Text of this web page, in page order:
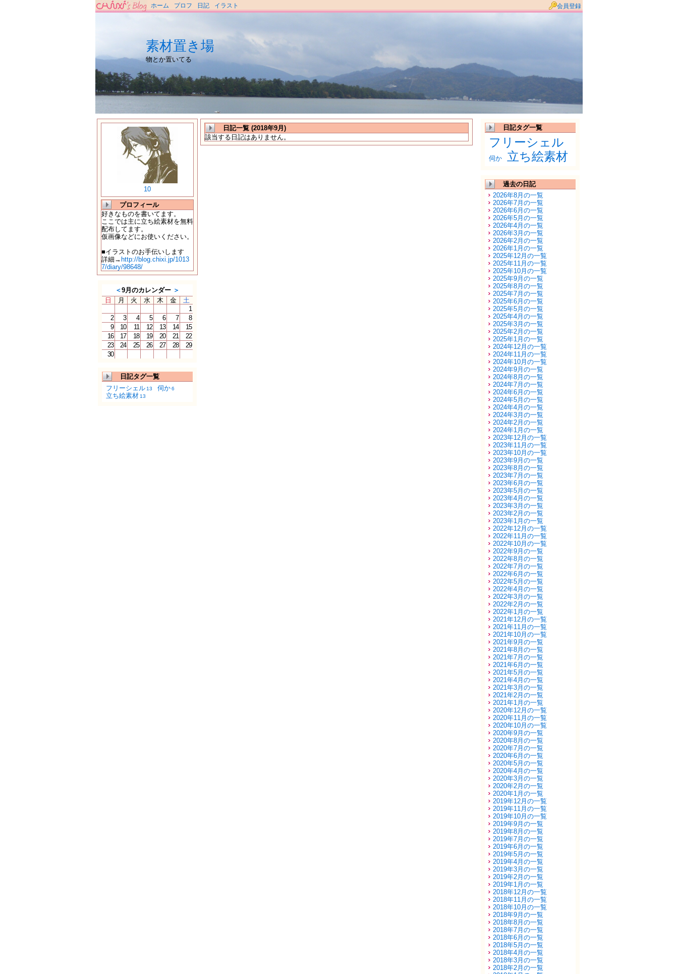
ホーム プロフ 日記 イラスト 会員登録
素材置き場
物とか置いてる
10
プロフィール
好きなものを書いてます。
ここでは主に立ち絵素材を無料
配布してます。
仮画像などにお使いください。
■イラストのお手伝いします
詳細→ http://blog.chixi.jp/1013
7/diary/98648/
＜9月のカレンダー ＞
日
月 火 水 木 金
土
1
2
3 4 5 6 7
8
9
10 11 12 13 14
15
16
17 18 19 20 21
22
23
24 25 26 27 28
29
30
日記タグ一覧
フリーシェル 13 伺か6
立ち絵素材 13
日記一覧 (2018年9月)
該当する日記はありません。
日記タグ一覧
フリーシェル
伺か 立ち絵素材
過去の日記
2026年8月の一覧
2026年7月の一覧
2026年6月の一覧
2026年5月の一覧
2026年4月の一覧
2026年3月の一覧
2026年2月の一覧
2026年1月の一覧
2025年12月の一覧
2025年11月の一覧
2025年10月の一覧
2025年9月の一覧
2025年8月の一覧
2025年7月の一覧
2025年6月の一覧
2025年5月の一覧
2025年4月の一覧
2025年3月の一覧
2025年2月の一覧
2025年1月の一覧
2024年12月の一覧
2024年11月の一覧
2024年10月の一覧
2024年9月の一覧
2024年8月の一覧
2024年7月の一覧
2024年6月の一覧
2024年5月の一覧
2024年4月の一覧
2024年3月の一覧
2024年2月の一覧
2024年1月の一覧
2023年12月の一覧
2023年11月の一覧
2023年10月の一覧
2023年9月の一覧
2023年8月の一覧
2023年7月の一覧
2023年6月の一覧
2023年5月の一覧
2023年4月の一覧
2023年3月の一覧
2023年2月の一覧
2023年1月の一覧
2022年12月の一覧
2022年11月の一覧
2022年10月の一覧
2022年9月の一覧
2022年8月の一覧
2022年7月の一覧
2022年6月の一覧
2022年5月の一覧
2022年4月の一覧
2022年3月の一覧
2022年2月の一覧
2022年1月の一覧
2021年12月の一覧
2021年11月の一覧
2021年10月の一覧
2021年9月の一覧
2021年8月の一覧
2021年7月の一覧
2021年6月の一覧
2021年5月の一覧
2021年4月の一覧
2021年3月の一覧
2021年2月の一覧
2021年1月の一覧
2020年12月の一覧
2020年11月の一覧
2020年10月の一覧
2020年9月の一覧
2020年8月の一覧
2020年7月の一覧
2020年6月の一覧
2020年5月の一覧
2020年4月の一覧
2020年3月の一覧
2020年2月の一覧
2020年1月の一覧
2019年12月の一覧
2019年11月の一覧
2019年10月の一覧
2019年9月の一覧
2019年8月の一覧
2019年7月の一覧
2019年6月の一覧
2019年5月の一覧
2019年4月の一覧
2019年3月の一覧
2019年2月の一覧
2019年1月の一覧
2018年12月の一覧
2018年11月の一覧
2018年10月の一覧
2018年9月の一覧
2018年8月の一覧
2018年7月の一覧
2018年6月の一覧
2018年5月の一覧
2018年4月の一覧
2018年3月の一覧
2018年2月の一覧